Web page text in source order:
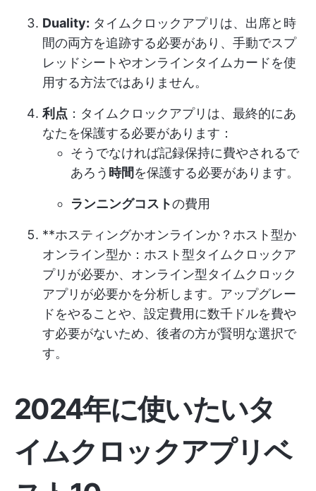
Duality: タイムクロックアプリは、出席と時
間の両方を追跡する必要があり、手動でスプ
レッドシートやオンラインタイムカードを使
用する方法ではありません。
利点 ：タイムクロックアプリは、最終的にあ
なたを保護する必要があります：
そうでなければ記録保持に費やされるで
あろう 時間を保護する必要があります。
ランニングコストの費用
**ホスティングかオンラインか？ホスト型か
オンライン型か：ホスト型タイムクロックア
プリが必要か、オンライン型タイムクロック
アプリが必要かを分析します。アップグレー
ドをやることや、設定費用に数千ドルを費や
す必要がないため、後者の方が賢明な選択で
す。
2024年に使いたいタ
イムクロックアプリベ